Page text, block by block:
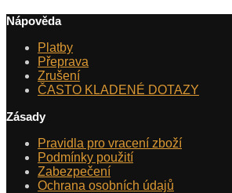
Nápověda
Platby
Přeprava
Zrušení
ČASTO KLADENÉ DOTAZY
Zásady
Pravidla pro vracení zboží
Podmínky použití
Zabezpečení
Ochrana osobních údajů